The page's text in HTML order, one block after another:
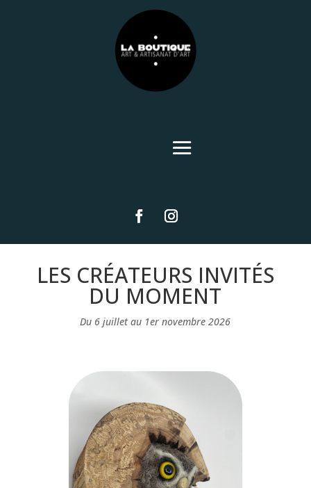
LES CRÉATEURS INVITÉS
DU MOMENT
Du 6 juillet au 1er novembre 2026